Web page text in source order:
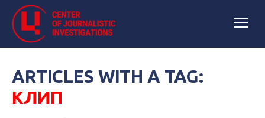
ARTICLES WITH A TAG:
КЛИП